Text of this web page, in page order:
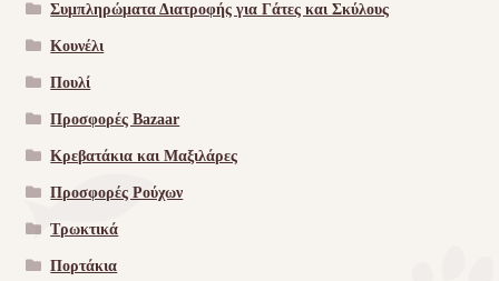
Συμπληρώματα Διατροφής για Γάτες και Σκύλους
Κουνέλι
Πουλί
Προσφορές Bazaar
Κρεβατάκια και Μαξιλάρες
Προσφορές Ρούχων
Τρωκτικά
Πορτάκια